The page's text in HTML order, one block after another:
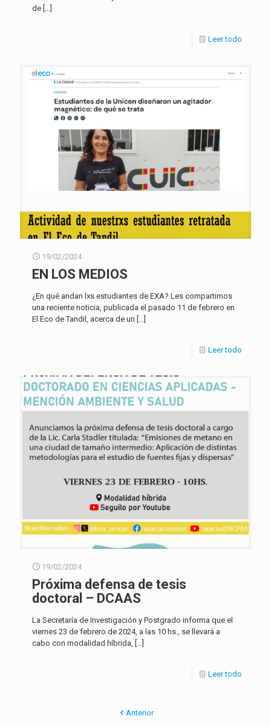
de […]
Leer todo
19/02/2024
EN LOS MEDIOS
¿En qué andan lxs estudiantes de EXA? Les compartimos
una reciente noticia, publicada el pasado 11 de febrero en
El Eco de Tandil, acerca de un […]
Leer todo
19/02/2024
Próxima defensa de tesis
doctoral – DCAAS
La Secretaría de Investigación y Postgrado informa que el
viernes 23 de febrero de 2024, a las 10 hs., se llevará a
cabo con modalidad híbrida, […]
Leer todo
Anterior